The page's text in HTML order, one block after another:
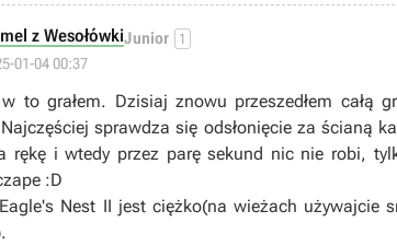
z WesołówkiJunior 1
01-04 00:37
to grałem. Dzisiaj znowu przeszedłem całą
sprawdza się odsłonięcie za ścianą
rękę i wtedy przez parę sekund nic nie robi,
:D
Nest II jest ciężko(na wieżach używajcie